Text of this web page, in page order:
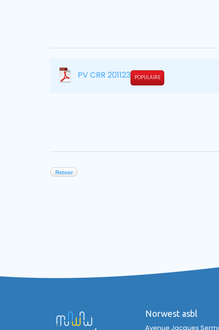
PV CRR 201123 POPULAIRE
Retour
Norwest asbl
Avenue Jacques